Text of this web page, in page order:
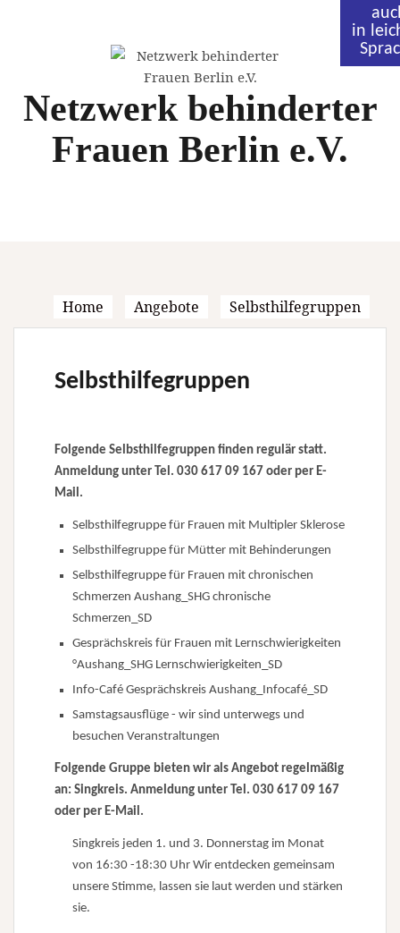
Netzwerk behinderter
Frauen Berlin e.V.
Home Angebote Selbsthilfegruppen
Selbsthilfegruppen
in
Folgende Selbsthilfegruppen finden regulär statt.
Anmeldung unter Tel. 030 617 09 167 oder per E-
Mail.
Selbsthilfegruppe für Frauen mit Multipler Sklerose
Selbsthilfegruppe für Mütter mit Behinderungen
Selbsthilfegruppe für Frauen mit chronischen
Schmerzen Aushang_SHG chronische
Schmerzen_SD
Gesprächskreis für Frauen mit Lernschwierigkeiten
°Aushang_SHG Lernschwierigkeiten_SD
Info-Café Gesprächskreis Aushang_Infocafé_SD
Samstagsausflüge - wir sind unterwegs und
besuchen Veranstraltungen
Folgende Gruppe bieten wir als Angebot regelmäßig
an: Singkreis. Anmeldung unter Tel. 030 617 09 167
oder per E-Mail.
Singkreis jeden 1. und 3. Donnerstag im Monat
von 16:30 -18:30 Uhr Wir entdecken gemeinsam
unsere Stimme, lassen sie laut werden und stärken
sie.